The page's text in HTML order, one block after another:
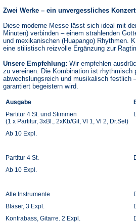
Zwei Werke – ein unvergessliches Konzert
Diese moderne Messe lässt sich ideal mit
Minuten) verbinden – einem strahlenden
und mexikanischen (Huapango) Rhythmen.
eine stilistisch reizvolle Ergänzung zur
Unsere Empfehlung: Wir empfehlen
zu vereinen. Die Kombination ist rhythmisch
abwechslungsreich und musikalisch festlich
garantiert begeistern wird.
Ausgabe
Partitur 4 St. und Stimmen
(1 x Partitur, 3xBl., 2xKb/Git, Vl 1, Vl 2, Dr.Set)
Ab 10 Expl.
Partitur 4 St.
Ab 10 Expl.
Alle Instrumente
Bläser, 3 Expl.
Kontrabass, Gitarre. 2 Expl.